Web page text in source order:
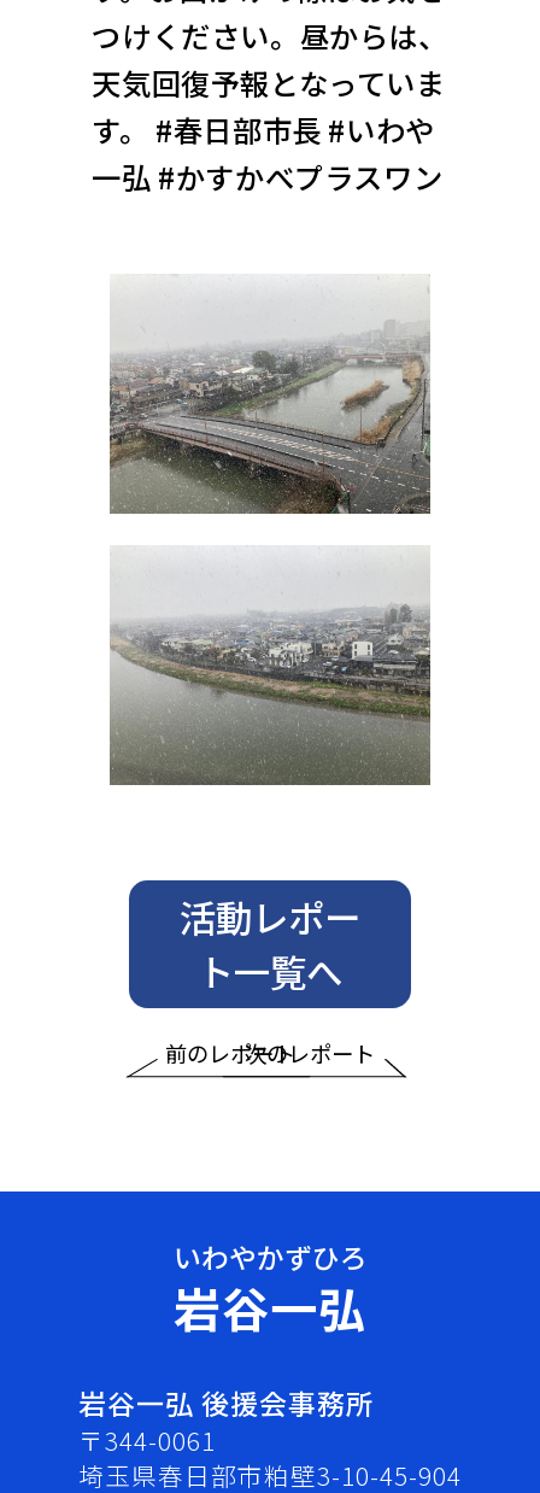
つけください。昼からは、
天気回復予報となっていま
す。 #春日部市長 #いわや
一弘 #かすかべプラスワン
前のレポート
活動レポー
ト一覧へ
次のレポート
岩谷一弘
岩谷一弘 後援会事務所
〒344-0061
埼玉県春日部市粕壁3-10-45-904